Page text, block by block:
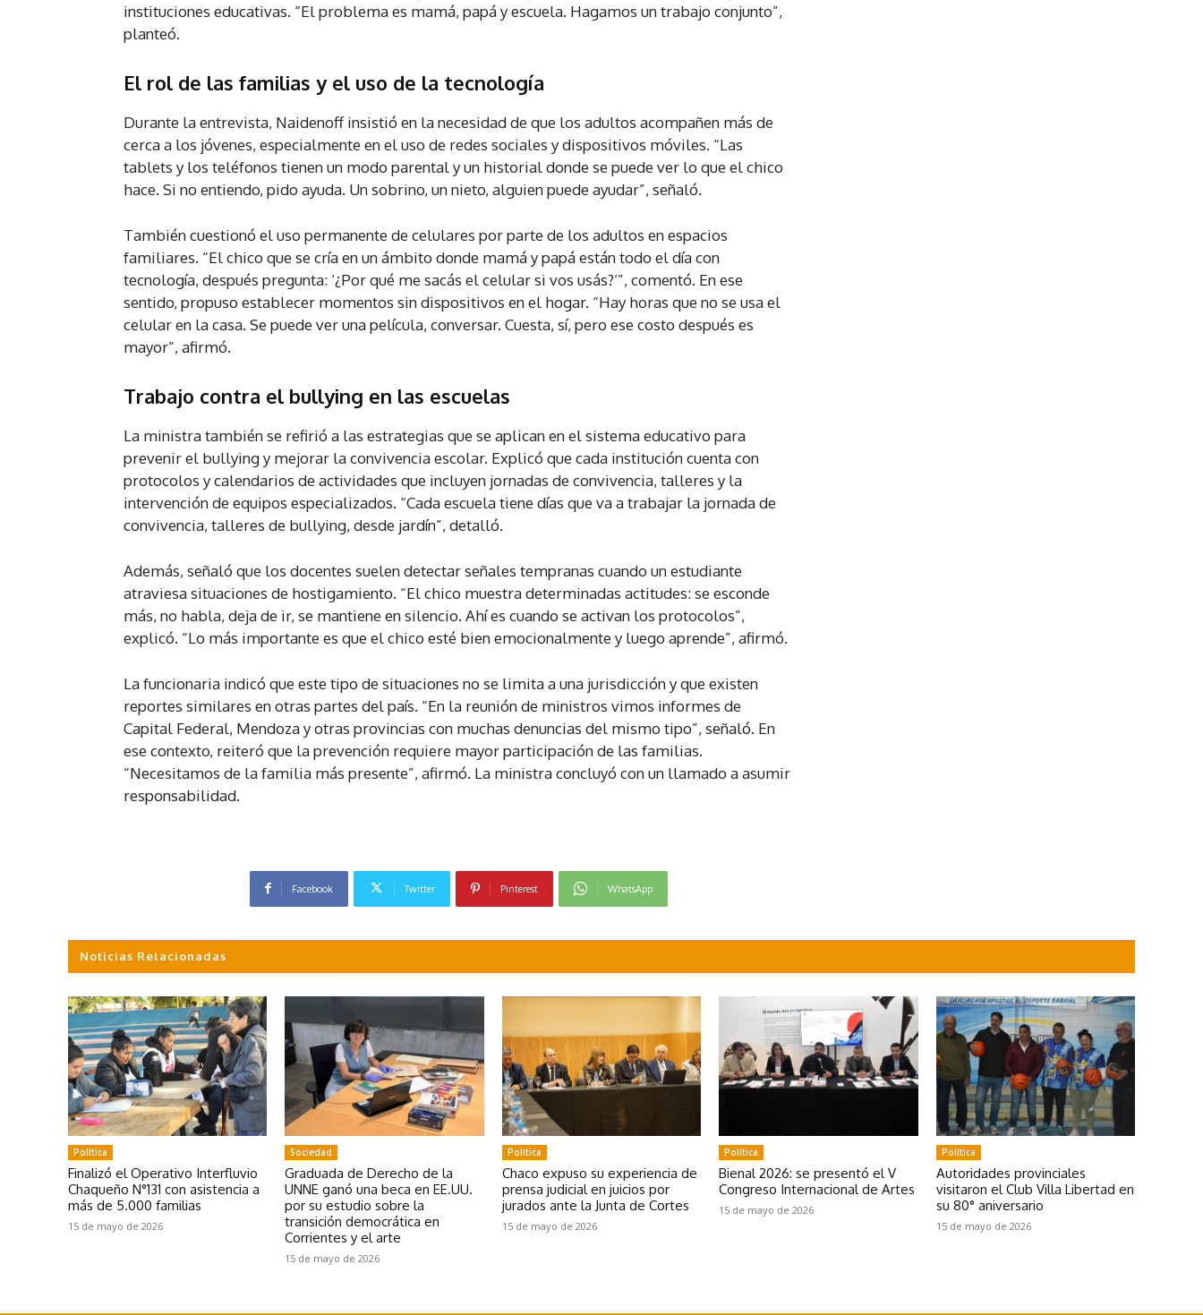
instituciones educativas. “El problema es mamá, papá y escuela. Hagamos un trabajo conjunto”,
planteó.
El rol de las familias y el uso de la tecnología
Durante la entrevista, Naidenoff insistió en la necesidad de que los adultos acompañen más de
cerca a los jóvenes, especialmente en el uso de redes sociales y dispositivos móviles. “Las
tablets y los teléfonos tienen un modo parental y un historial donde se puede ver lo que el chico
hace. Si no entiendo, pido ayuda. Un sobrino, un nieto, alguien puede ayudar”, señaló.
También cuestionó el uso permanente de celulares por parte de los adultos en espacios
familiares. “El chico que se cría en un ámbito donde mamá y papá están todo el día con
tecnología, después pregunta: ‘¿Por qué me sacás el celular si vos usás?’”, comentó. En ese
sentido, propuso establecer momentos sin dispositivos en el hogar. “Hay horas que no se usa el
celular en la casa. Se puede ver una película, conversar. Cuesta, sí, pero ese costo después es
mayor”, afirmó.
Trabajo contra el bullying en las escuelas
La ministra también se refirió a las estrategias que se aplican en el sistema educativo para
prevenir el bullying y mejorar la convivencia escolar. Explicó que cada institución cuenta con
protocolos y calendarios de actividades que incluyen jornadas de convivencia, talleres y la
intervención de equipos especializados. “Cada escuela tiene días que va a trabajar la jornada de
convivencia, talleres de bullying, desde jardín”, detalló.
Además, señaló que los docentes suelen detectar señales tempranas cuando un estudiante
atraviesa situaciones de hostigamiento. “El chico muestra determinadas actitudes: se esconde
más, no habla, deja de ir, se mantiene en silencio. Ahí es cuando se activan los protocolos”,
explicó. “Lo más importante es que el chico esté bien emocionalmente y luego aprende”, afirmó.
La funcionaria indicó que este tipo de situaciones no se limita a una jurisdicción y que existen
reportes similares en otras partes del país. “En la reunión de ministros vimos informes de
Capital Federal, Mendoza y otras provincias con muchas denuncias del mismo tipo”, señaló. En
ese contexto, reiteró que la prevención requiere mayor participación de las familias.
“Necesitamos de la familia más presente”, afirmó. La ministra concluyó con un llamado a asumir
responsabilidad.
Facebook Twitter Pinterest WhatsApp
Noticias Relacionadas
Política
Finalizó el Operativo Interfluvio
Chaqueño N°131 con asistencia a
más de 5.000 familias
15 de mayo de 2026
Sociedad
Graduada de Derecho de la
UNNE ganó una beca en EE.UU.
por su estudio sobre la
transición democrática en
Corrientes y el arte
15 de mayo de 2026
Política
Chaco expuso su experiencia de
prensa judicial en juicios por
jurados ante la Junta de Cortes
15 de mayo de 2026
Política
Bienal 2026: se presentó el V
Congreso Internacional de Artes
15 de mayo de 2026
Política
Autoridades provinciales
visitaron el Club Villa Libertad en
su 80° aniversario
15 de mayo de 2026